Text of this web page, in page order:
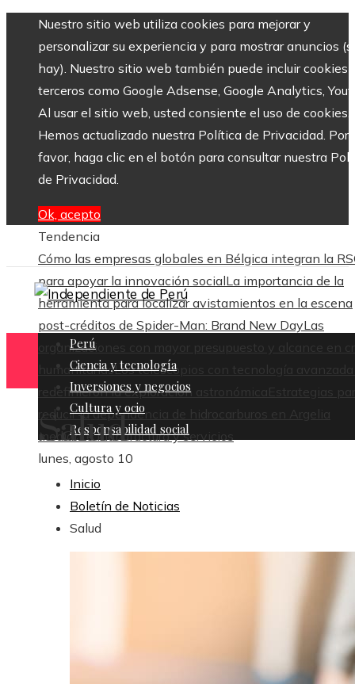
Nuestro sitio web utiliza cookies para mejorar y
personalizar su experiencia y para mostrar anuncios
hay). Nuestro sitio web también puede incluir cookies
terceros como Google Adsense, Google Analytics,
Al usar el sitio web, usted consiente el uso de cookies.
Hemos actualizado nuestra Política de Privacidad. Por
favor, haga clic en el botón para consultar nuestra
de Privacidad.
Ok, acepto
Tendencia
Cómo las empresas globales en Bélgica integran la
para apoyar la innovación socialLa importancia de la
herramienta para localizar avistamientos en la escena
post-créditos de Spider-Man: Brand New DayLas
organizaciones con mayor presupuesto y alcance en
humanitariasLos telescopios con tecnología avanzada
redefinieron la exploración astronómica
Estrategias
reducir la dependencia de hidrocarburos en Argelia
mediante manufactura y servicios
lunes, agosto 10
Perú
Ciencia y tecnología
Inversiones y negocios
Cultura y ocio
Responsabilidad social
Salud
Inicio
Boletín de Noticias
Salud